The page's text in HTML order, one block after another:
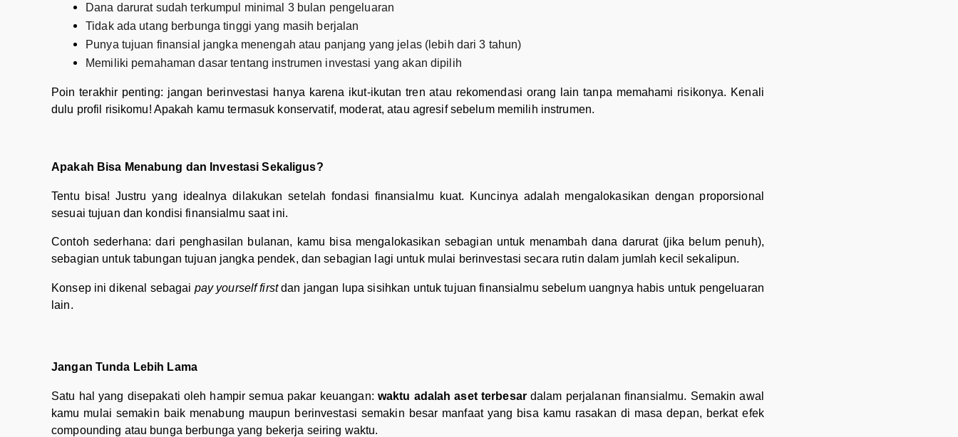
Dana darurat sudah terkumpul minimal 3 bulan pengeluaran
Tidak ada utang berbunga tinggi yang masih berjalan
Punya tujuan finansial jangka menengah atau panjang yang jelas (lebih dari 3 tahun)
Memiliki pemahaman dasar tentang instrumen investasi yang akan dipilih
Poin terakhir penting: jangan berinvestasi hanya karena ikut-ikutan tren atau rekomendasi orang lain tanpa memahami risikonya. Kenali
dulu profil risikomu! Apakah kamu termasuk konservatif, moderat, atau agresif sebelum memilih instrumen.
Apakah Bisa Menabung dan Investasi Sekaligus?
Tentu bisa! Justru yang idealnya dilakukan setelah fondasi finansialmu kuat. Kuncinya adalah mengalokasikan dengan proporsional
sesuai tujuan dan kondisi finansialmu saat ini.
Contoh sederhana: dari penghasilan bulanan, kamu bisa mengalokasikan sebagian untuk menambah dana darurat (jika belum penuh),
sebagian untuk tabungan tujuan jangka pendek, dan sebagian lagi untuk mulai berinvestasi secara rutin dalam jumlah kecil sekalipun.
Konsep ini dikenal sebagai pay yourself firstdan jangan lupa sisihkan untuk tujuan finansialmu sebelum uangnya habis untuk pengeluaran
lain.
Jangan Tunda Lebih Lama
Satu hal yang disepakati oleh hampir semua pakar keuangan: waktu adalah aset terbesardalam perjalanan finansialmu. Semakin awal
kamu mulai semakin baik menabung maupun berinvestasi semakin besar manfaat yang bisa kamu rasakan di masa depan, berkat efek
compounding atau bunga berbunga yang bekerja seiring waktu.